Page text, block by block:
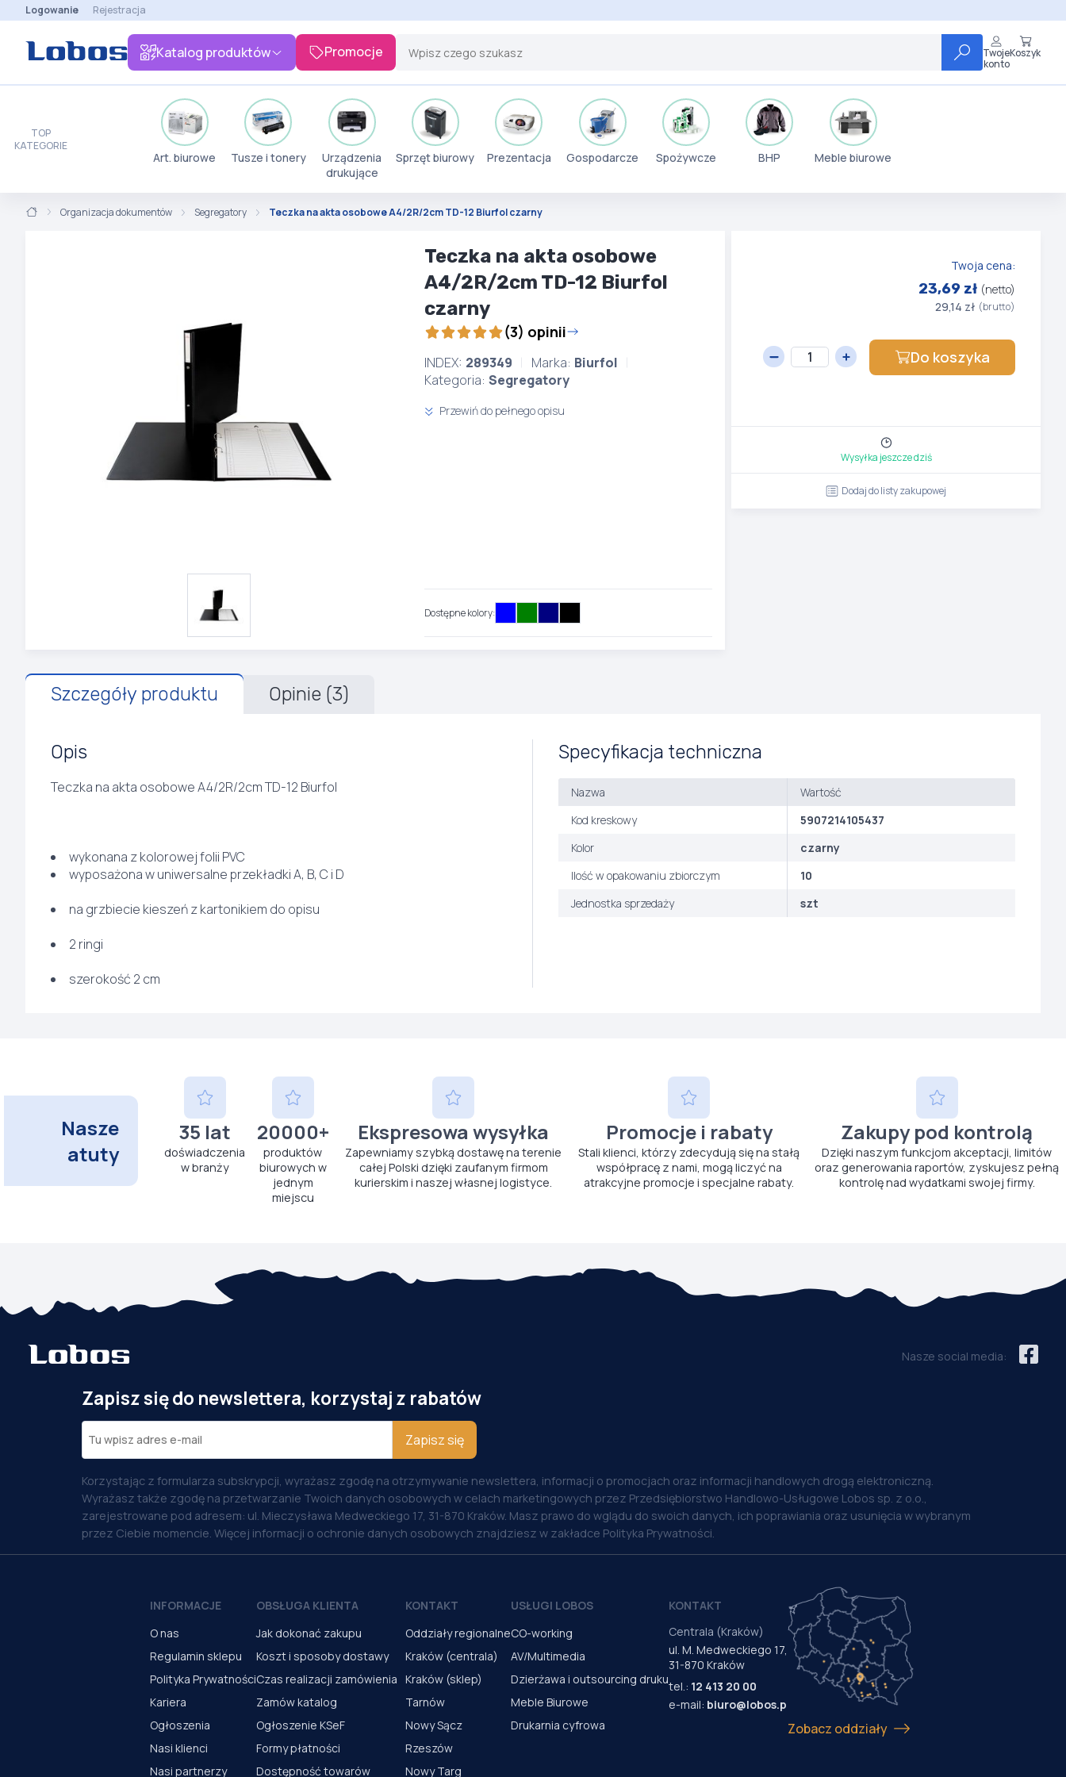
Logowanie Rejestracja
Katalog produktów Promocje
Twoje
konto
Koszyk
TOP
KATEGORIE
Art. biurowe Tusze i tonery
Urządzenia
drukujące
Sprzęt biurowy Prezentacja Gospodarcze Spożywcze BHP Meble biurowe
Organizacja dokumentów Segregatory Teczka na akta osobowe A4/2R/2cm TD-12 Biurfol czarny
Teczka na akta osobowe
A4/2R/2cm TD-12 Biurfol
czarny
(3) opinii
INDEX: 289349 Marka: Biurfol
Kategoria: Segregatory
Przewiń do pełnego opisu
Dostępne kolory:
Twoja cena:
23,69 zł (netto)
29,14 zł (brutto)
Do koszyka
Wysyłka jeszcze dziś
Dodaj do listy zakupowej
Szczegóły produktu Opinie (3)
Opis
Teczka na akta osobowe A4/2R/2cm TD-12 Biurfol
wykonana z kolorowej folii PVC
wyposażona w uniwersalne przekładki A, B, C i D
na grzbiecie kieszeń z kartonikiem do opisu
2 ringi
szerokość 2 cm
Specyfikacja techniczna
Nazwa
Wartość
Kod kreskowy
5907214105437
Kolor
czarny
Ilość w opakowaniu zbiorczym
10
Jednostka sprzedaży
szt
Nasze
atuty
35 lat
doświadczenia
w branży
20000+
produktów
biurowych w
jednym
miejscu
Ekspresowa wysyłka
Zapewniamy szybką dostawę na terenie
całej Polski dzięki zaufanym firmom
kurierskim i naszej własnej logistyce.
Promocje i rabaty
Stali klienci, którzy zdecydują się na stałą
współpracę z nami, mogą liczyć na
atrakcyjne promocje i specjalne rabaty.
Zakupy pod kontrolą
Dzięki naszym funkcjom akceptacji, limitów
oraz generowania raportów, zyskujesz pełną
kontrolę nad wydatkami swojej firmy.
Nasze social media:
Zapisz się do newslettera, korzystaj z rabatów
Zapisz się
Korzystając z formularza subskrypcji, wyrażasz zgodę na otrzymywanie newslettera, informacji o promocjach oraz informacji handlowych drogą elektroniczną.
Wyrażasz także zgodę na przetwarzanie Twoich danych osobowych w celach marketingowych przez Przedsiębiorstwo Handlowo-Usługowe Lobos sp. z o.o.,
zarejestrowane pod adresem: ul. Mieczysława Medweckiego 17, 31-870 Kraków. Masz prawo do wglądu do swoich danych, ich poprawiania oraz usunięcia w wybranym
przez Ciebie momencie. Więcej informacji o ochronie danych osobowych znajdziesz w zakładce Polityka Prywatności.
INFORMACJE
O nas
Regulamin sklepu
Polityka Prywatności
Kariera
Ogłoszenia
Nasi klienci
Nasi partnerzy
OBSŁUGA KLIENTA
Jak dokonać zakupu
Koszt i sposoby dostawy
Czas realizacji zamówienia
Zamów katalog
Ogłoszenie KSeF
Formy płatności
Dostępność towarów
KONTAKT
Oddziały regionalne
Kraków (centrala)
Kraków (sklep)
Tarnów
Nowy Sącz
Rzeszów
Nowy Targ
USŁUGI LOBOS
CO-working
AV/Multimedia
Dzierżawa i outsourcing druku
Meble Biurowe
Drukarnia cyfrowa
KONTAKT
Centrala (Kraków)
ul. M. Medweckiego 17,
31-870 Kraków
tel.: 12 413 20 00
e-mail: biuro@lobos.pl
Zobacz oddziały